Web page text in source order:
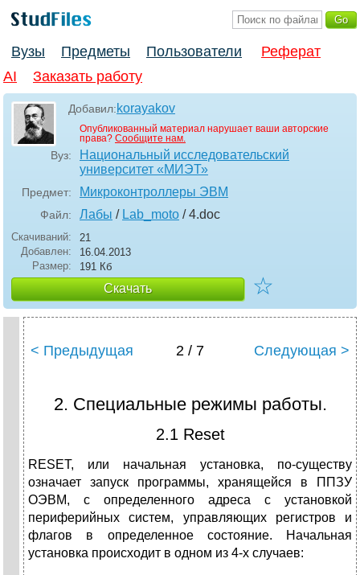
Вузы Предметы Пользователи
Реферат
AI
Заказать работу
Добавил:korayakov
Опубликованный материал нарушает ваши авторские
права? Сообщите нам.
Вуз:
Национальный исследовательский
университет «МИЭТ»
Предмет: Микроконтроллеры ЭВМ
Файл: Лабы / Lab_moto / 4.doc
Скачиваний:
21
Добавлен:
16.04.2013
Размер:
191 Кб
Скачать ☆
< Предыдущая 2 / 7 Следующая >
2. Специальные режимы работы.
2.1 Reset
RESET, или начальная установка, по-существу
означает запуск программы, хранящейся в ППЗУ
ОЭВМ, с определенного адреса с установкой
периферийных систем, управляющих регистров и
флагов в определенное состояние. Начальная
установка происходит в одном из 4-х случаев: